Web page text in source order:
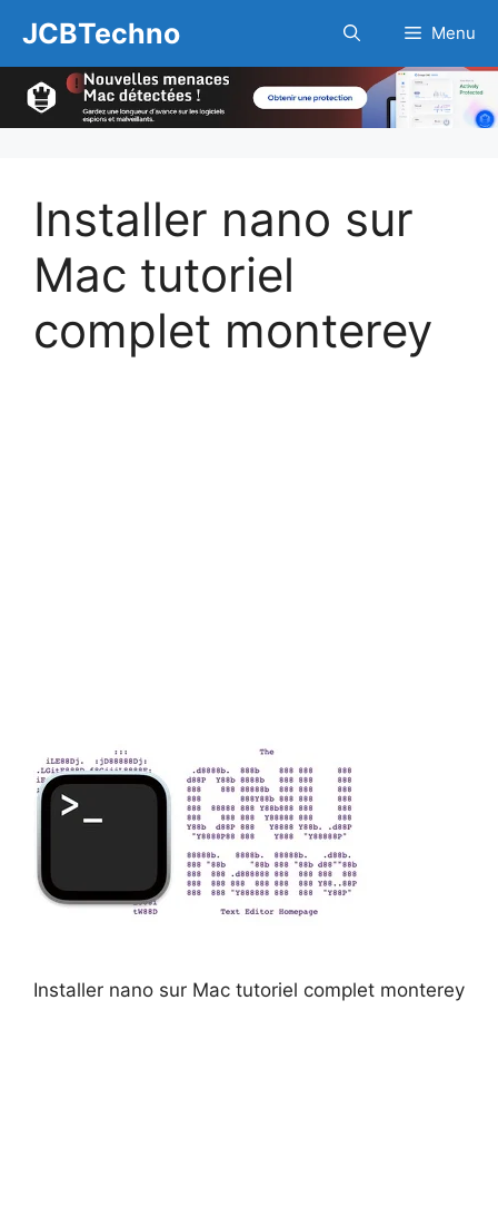
contenu
JCBTechno Menu
Installer nano sur
Mac tutoriel
complet monterey
Installer nano sur Mac tutoriel complet monterey